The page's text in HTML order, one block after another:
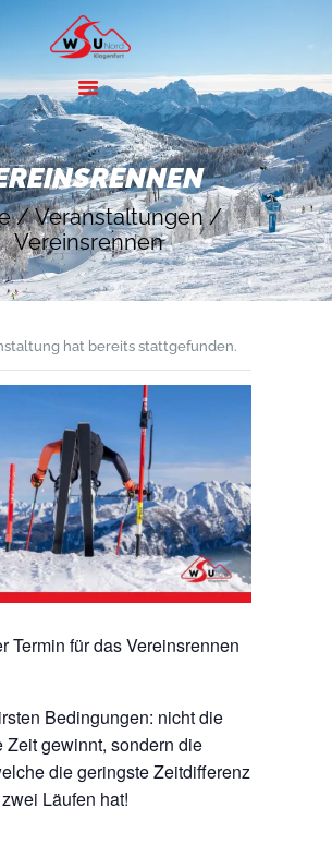
Veranstaltungen
Vereinsrennen
UNS
hat bereits stattgefunden.
Termin für das Vereinsrennen
Bedingungen: nicht die
Zeit gewinnt, sondern die
die geringste Zeitdifferenz
Läufen hat!